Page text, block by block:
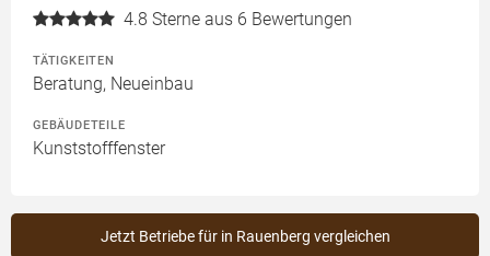
4.8 Sterne aus 6 Bewertungen
TÄTIGKEITEN
Beratung, Neueinbau
GEBÄUDETEILE
Kunststofffenster
Jetzt Betriebe für in Rauenberg vergleichen